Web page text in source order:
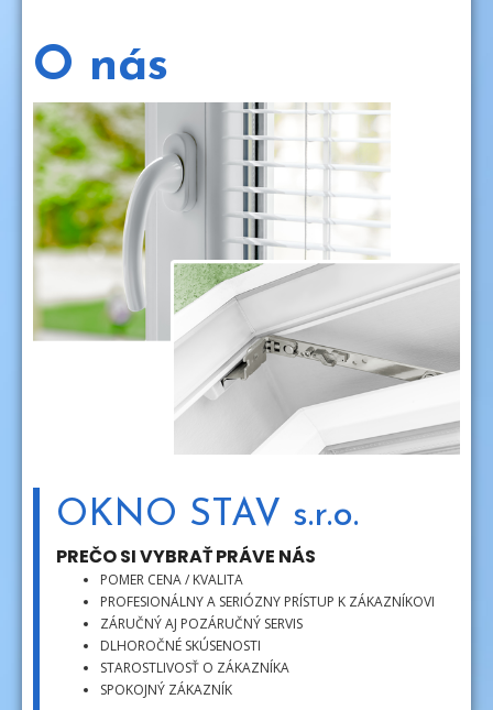
O nás
OKNO STAV s.r.o.
PREČO SI VYBRAŤ PRÁVE NÁS
POMER CENA / KVALITA
PROFESIONÁLNY A SERIÓZNY PRÍSTUP K ZÁKAZNÍKOVI
ZÁRUČNÝ AJ POZÁRUČNÝ SERVIS
DLHOROČNÉ SKÚSENOSTI
STAROSTLIVOSŤ O ZÁKAZNÍKA
SPOKOJNÝ ZÁKAZNÍK